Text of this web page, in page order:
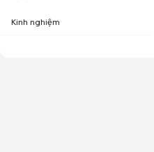
Kinh nghiệm